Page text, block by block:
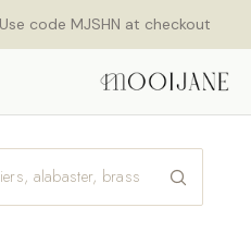
code MJSHN at checkout. 🎁